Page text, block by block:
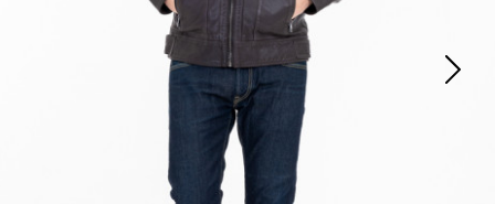
Predajne Služby
Kara klub
Extra výhodné
Bundy a kabáty -50 %